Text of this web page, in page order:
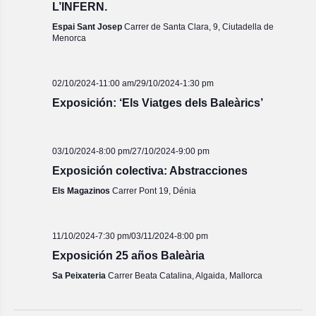
L’INFERN.
Espai Sant Josep Carrer de Santa Clara, 9, Ciutadella de
Menorca
02/10/2024-11:00 am/29/10/2024-1:30 pm
Exposición: ‘Els Viatges dels Baleàrics’
03/10/2024-8:00 pm/27/10/2024-9:00 pm
Exposición colectiva: Abstracciones
Els Magazinos Carrer Pont 19, Dénia
11/10/2024-7:30 pm/03/11/2024-8:00 pm
Exposición 25 años Baleària
Sa Peixateria Carrer Beata Catalina, Algaida, Mallorca